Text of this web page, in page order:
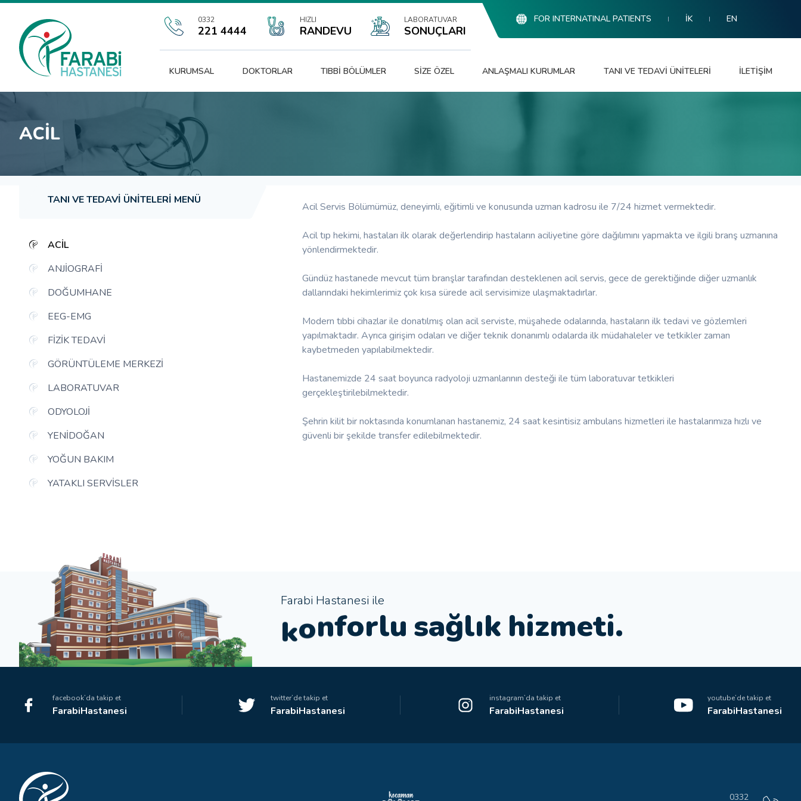
0332
221 4444
HIZLI
RANDEVU
LABORATUVAR
SONUÇLARI
FOR INTERNATINAL PATIENTS İK EN
KURUMSAL DOKTORLAR TIBBI BÖLÜMLER SIZE ÖZEL ANLAŞMALI KURUMLAR TANI VE TEDAVI ÜNITELERI İLETIŞIM
ACIL
TANI VE TEDAVI ÜNITELERI MENÜ
ACIL
ANJIOGRAFI
DOĞUMHANE
EEG-EMG
FIZIK TEDAVI
GÖRÜNTÜLEME MERKEZI
LABORATUVAR
ODYOLOJI
YENIDOĞAN
YOĞUN BAKIM
YATAKLI SERVISLER
Acil Servis Bölümümüz, deneyimli, eğitimli ve konusunda uzman kadrosu ile 7/24 hizmet vermektedir.
Acil tıp hekimi, hastaları ilk olarak değerlendirip hastaların aciliyetine göre dağılımını yapmakta ve ilgili branş uzmanına
yönlendirmektedir.
Gündüz hastanede mevcut tüm branşlar tarafından desteklenen acil servis, gece de gerektiğinde diğer uzmanlık
dallarındaki hekimlerimiz çok kısa sürede acil servisimize ulaşmaktadırlar.
Modern tıbbi cihazlar ile donatılmış olan acil serviste, müşahede odalarında, hastaların ilk tedavi ve gözlemleri
yapılmaktadır. Ayrıca girişim odaları ve diğer teknik donanımlı odalarda ilk müdahaleler ve tetkikler zaman
kaybetmeden yapılabilmektedir.
Hastanemizde 24 saat boyunca radyoloji uzmanlarının desteği ile tüm laboratuvar tetkikleri
gerçekleştirilebilmektedir.
Şehrin kilit bir noktasında konumlanan hastanemiz, 24 saat kesintisiz ambulans hizmetleri ile hastalarımıza hızlı ve
güvenli bir şekilde transfer edilebilmektedir.
Farabi Hastanesi ile
o rlu sağlık hizmeti.
tek n
facebook’da takip et
FarabiHastanesi
twitter’de takip et
FarabiHastanesi
instagram’da takip et
FarabiHastanesi
youtube’de takip et
FarabiHastanesi
0332